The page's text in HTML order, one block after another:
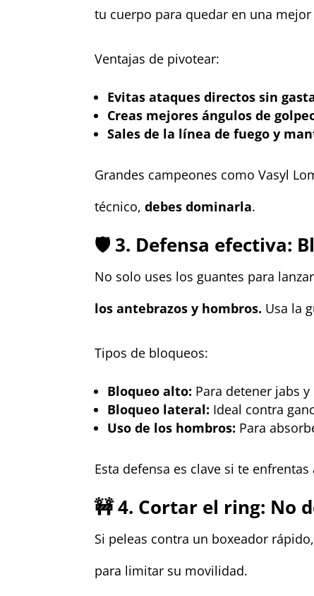
tu cuerpo para quedar en una
Ventajas de pivotear:
Evitas ataques directos sin
Creas mejores ángulos de
Sales de la línea de fuego y
Grandes campeones como Vasyl
técnico,debes dominarla.
🛡️ 3. Defensa efectiva:
No solo uses los guantes para
los antebrazos y hombros. Usa la
Tipos de bloqueos:
Bloqueo alto: Para detener jabs y
Bloqueo lateral: Ideal contra
Uso de los hombros: Para
Esta defensa es clave si te
🚧 4. Cortar el ring: No
Si peleas contra un boxeador
para limitar su movilidad.